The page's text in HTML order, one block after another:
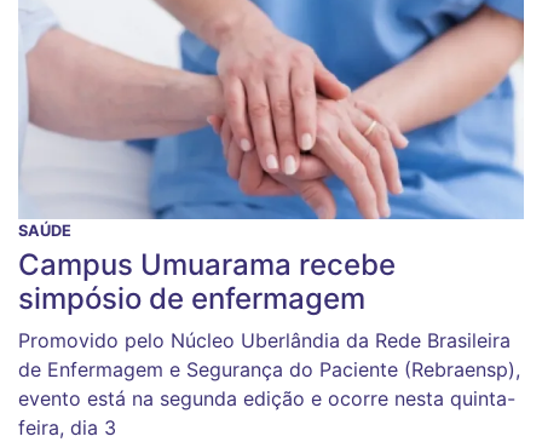
SAÚDE
Campus Umuarama recebe
simpósio de enfermagem
Promovido pelo Núcleo Uberlândia da Rede Brasileira
de Enfermagem e Segurança do Paciente (Rebraensp),
evento está na segunda edição e ocorre nesta quinta-
feira, dia 3